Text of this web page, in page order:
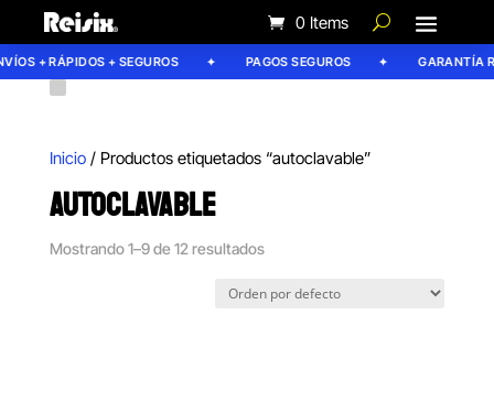
0 Items
+ RÁPIDOS + SEGUROS PAGOS SEGUROS GARANTÍA
Inicio/ Productos etiquetados “autoclavable”
AUTOCLAVABLE
Mostrando 1–9 de 12 resultados